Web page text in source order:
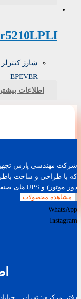
EPEVER
اطلاعات بیشتر
مشاهده محصولات
دور موتور) و UPS های صنعتی کار خود را آغاز نمود.
WhatsApp
Instagram
دفتر مرکزی: تهران –